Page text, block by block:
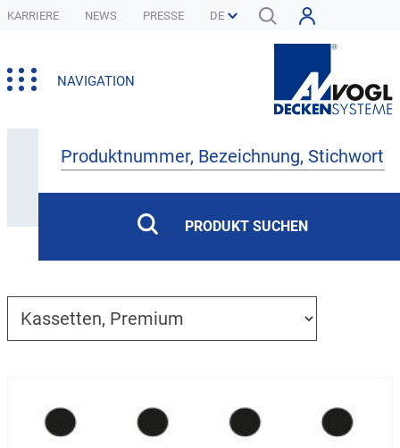
KARRIERE NEWS PRESSE
NAVIGATION
Produkte
PRODUKT SUCHEN